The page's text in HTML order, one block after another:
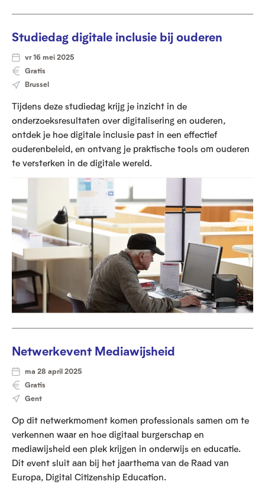
Studiedag digitale inclusie bij ouderen
vr 16 mei 2025
Gratis
Brussel
Tijdens deze studiedag krijg je inzicht in de
onderzoeksresultaten over digitalisering en ouderen,
ontdek je hoe digitale inclusie past in een effectief
ouderenbeleid, en ontvang je praktische tools om ouderen
te versterken in de digitale wereld.
Netwerkevent Mediawijsheid
ma 28 april 2025
Gratis
Gent
Op dit netwerkmoment komen professionals samen om te
verkennen waar en hoe digitaal burgerschap en
mediawijsheid een plek krijgen in onderwijs en educatie.
Dit event sluit aan bij het jaarthema van de Raad van
Europa, Digital Citizenship Education.